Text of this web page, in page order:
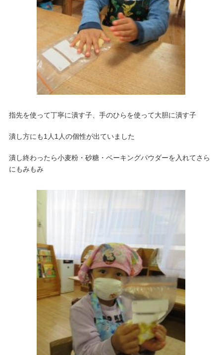
指先を使って丁寧に潰す子、手のひらを使って大胆に潰す子
潰し方にも1人1人の個性が出ていました
潰し終わったら小麦粉・砂糖・ベーキングパウダーを入れてさら
にもみもみ